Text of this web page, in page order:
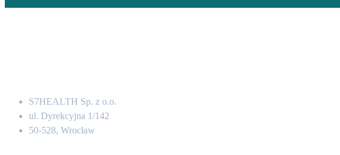
S7HEALTH Sp. z o.o.
ul. Dyrekcyjna 1/142
50-528, Wrocław